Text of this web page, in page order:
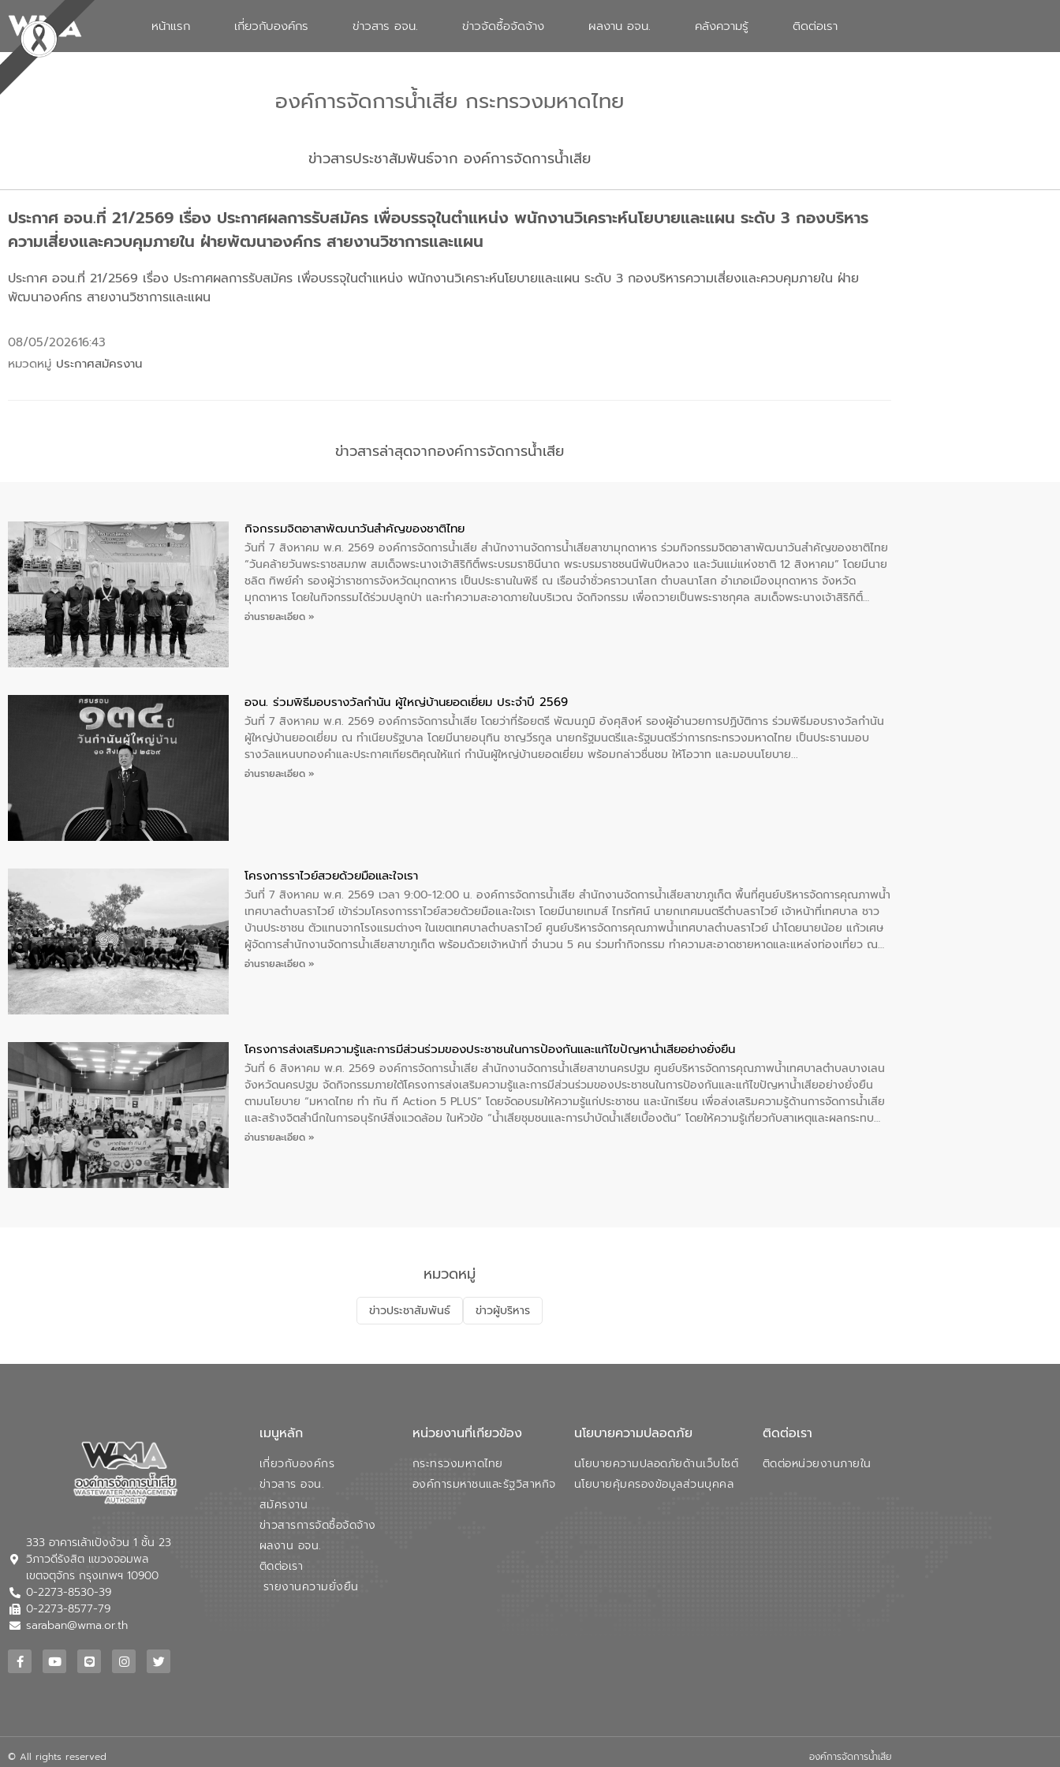
หน้าแรก เกี่ยวกับองค์กร ข่าวสาร อจน. ข่าวจัดซื้อจัดจ้าง ผลงาน อจน. คลังความรู้ ติดต่อเรา
องค์การจัดการน้ำเสีย กระทรวงมหาดไทย
ข่าวสารประชาสัมพันธ์จาก องค์การจัดการน้ำเสีย
ประกาศ อจน.ที่ 21/2569 เรื่อง ประกาศผลการรับสมัคร เพื่อบรรจุในตำแหน่ง พนักงานวิเคราะห์นโยบายและแผน ระดับ 3 กองบริหาร
ความเสี่ยงและควบคุมภายใน ฝ่ายพัฒนาองค์กร สายงานวิชาการและแผน
ประกาศ อจน.ที่ 21/2569 เรื่อง ประกาศผลการรับสมัคร เพื่อบรรจุในตำแหน่ง พนักงานวิเคราะห์นโยบายและแผน ระดับ 3 กองบริหารความเสี่ยงและควบคุมภายใน ฝ่าย
พัฒนาองค์กร สายงานวิชาการและแผน
08/05/202616:43
หมวดหมู่ ประกาศสมัครงาน
ข่าวสารล่าสุดจากองค์การจัดการน้ำเสีย
กิจกรรมจิตอาสาพัฒนาวันสําคัญของชาติไทย
วันที่ 7 สิงหาคม พ.ศ. 2569 องค์การจัดการน้ำเสีย สำนักงาานจัดการน้ำเสียสาขามุกดาหาร ร่วมกิจกรรมจิตอาสาพัฒนาวันสําคัญของชาติไทย
“วันคล้ายวันพระราชสมภพ สมเด็จพระนางเจ้าสิริกิติ์พระบรมราชินีนาถ พระบรมราชชนนีพันปีหลวง และวันแม่แห่งชาติ 12 สิงหาคม” โดยมีนาย
ชลิต ทิพย์คำ รองผู้ว่าราชการจังหวัดมุกดาหาร เป็นประธานในพิธี ณ เรือนจําชั่วคราวนาโสก ตําบลนาโสก อําเภอเมืองมุกดาหาร จังหวัด
มุกดาหาร โดยในกิจกรรมได้ร่วมปลูกป่า และทําความสะอาดภายในบริเวณ จัดกิจกรรม เพื่อถวายเป็นพระราชกุศล สมเด็จพระนางเจ้าสิริกิติ์
พระบรมราชินีนาถ พระบรมราชชนนีพันปีหลวง พร้อมถวายสัจปฏิญาณ ทำความดีด้วยหัวใจ
อ่านรายละเอียด »
อจน. ร่วมพิธีมอบรางวัลกำนัน ผู้ใหญ่บ้านยอดเยี่ยม ประจำปี 2569
วันที่ 7 สิงหาคม พ.ศ. 2569 องค์การจัดการน้ำเสีย โดยว่าที่ร้อยตรี พัฒนภูมิ อังศุสิงห์ รองผู้อำนวยการปฏิบัติการ ร่วมพิธีมอบรางวัลกำนัน
ผู้ใหญ่บ้านยอดเยี่ยม ณ ทำเนียบรัฐบาล โดยมีนายอนุทิน ชาญวีรกูล นายกรัฐมนตรีและรัฐมนตรีว่าการกระทรวงมหาดไทย เป็นประธานมอบ
รางวัลแหนบทองคำและประกาศเกียรติคุณให้แก่ กำนันผู้ใหญ่บ้านยอดเยี่ยม พร้อมกล่าวชื่นชม ให้โอวาท และมอบนโยบาย
อ่านรายละเอียด »
โครงการราไวย์สวยด้วยมือและใจเรา
วันที่ 7 สิงหาคม พ.ศ. 2569 เวลา 9:00-12:00 น. องค์การจัดการน้ำเสีย สำนักงานจัดการน้ำเสียสาขาภูเก็ต พื้นที่ศูนย์บริหารจัดการคุณภาพน้ำ
เทศบาลตำบลราไวย์ เข้าร่วมโครงการราไวย์สวยด้วยมือและใจเรา โดยมีนายเทมส์ ไกรทัศน์ นายกเทศมนตรีตำบลราไวย์ เจ้าหน้าที่เทศบาล ชาว
บ้านประชาชน ตัวแทนจากโรงแรมต่างๆ ในเขตเทศบาลตำบลราไวย์ ศูนย์บริหารจัดการคุณภาพน้ำเทศบาลตำบลราไวย์ นำโดยนายน้อย แก้วเศษ
ผู้จัดการสำนักงานจัดการน้ำเสียสาขาภูเก็ต พร้อมด้วยเจ้าหน้าที่ จำนวน 5 คน ร่วมทำกิจกรรม ทำความสะอาดชายหาดและแหล่งท่องเที่ยว ณ
บริเวณแหลมพรหมเทพ หมู่ที่ 6 ตำบลราไวย์ อำเภอเมือง จังหวัดภูเก็ต
อ่านรายละเอียด »
โครงการส่งเสริมความรู้และการมีส่วนร่วมของประชาชนในการป้องกันและแก้ไขปัญหาน้ำเสียอย่างยั่งยืน
วันที่ 6 สิงหาคม พ.ศ. 2569 องค์การจัดการน้ำเสีย สำนักงานจัดการน้ำเสียสาขานครปฐม ศูนย์บริหารจัดการคุณภาพน้ำเทศบาลตำบลบางเลน
จังหวัดนครปฐม จัดกิจกรรมภายใต้โครงการส่งเสริมความรู้และการมีส่วนร่วมของประชาชนในการป้องกันและแก้ไขปัญหาน้ำเสียอย่างยั่งยืน
ตามนโยบาย “มหาดไทย ทำ ทัน ที Action 5 PLUS” โดยจัดอบรมให้ความรู้แก่ประชาชน และนักเรียน เพื่อส่งเสริมความรู้ด้านการจัดการน้ำเสีย
และสร้างจิตสำนึกในการอนุรักษ์สิ่งแวดล้อม ในหัวข้อ “น้ำเสียชุมชนและการบำบัดน้ำเสียเบื้องต้น” โดยให้ความรู้เกี่ยวกับสาเหตุและผลกระทบ
ของน้ำเสีย แนวทางการลดการเกิดน้ำเสียจากแหล่งกำเนิด การบำบัดน้ำเสียเบื้องต้นในครัวเรือน ณ เทศบาลตำบลบางเลน จังหวัดนครปฐม
อ่านรายละเอียด »
หมวดหมู่
ข่าวประชาสัมพันธ์ ข่าวผู้บริหาร
333 อาคารเล้าเป้งง้วน 1 ชั้น 23
วิภาวดีรังสิต แขวงจอมพล
เขตจตุจักร กรุงเทพฯ 10900
0-2273-8530-39
0-2273-8577-79
saraban@wma.or.th
เมนูหลัก
เกี่ยวกับองค์กร
ข่าวสาร อจน.
สมัครงาน
ข่าวสารการจัดซื้อจัดจ้าง
ผลงาน อจน.
ติดต่อเรา
รายงานความยั่งยืน
หน่วยงานที่เกียวข้อง
กระทรวงมหาดไทย
องค์การมหาชนและรัฐวิสาหกิจ
นโยบายความปลอดภัย
นโยบายความปลอดภัยด้านเว็บไซต์
นโยบายคุ้มครองข้อมูลส่วนบุคคล
ติดต่อเรา
ติดต่อหน่วยงานภายใน
© All rights reserved องค์การจัดการน้ำเสีย